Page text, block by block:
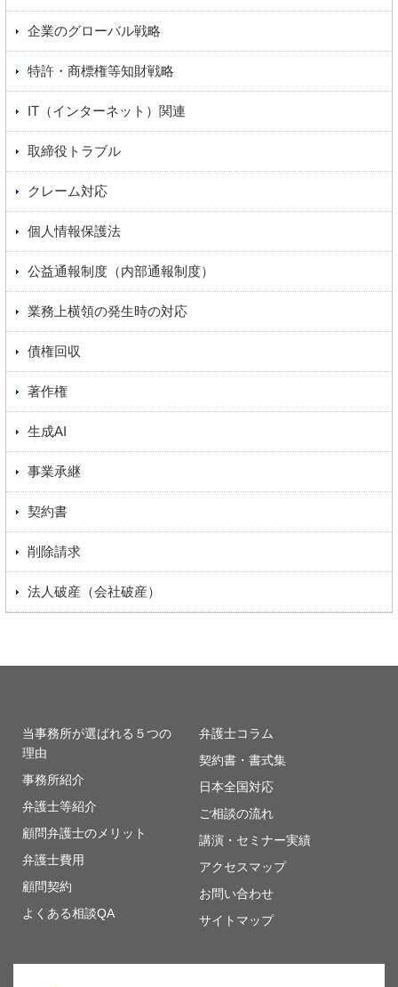
企業のグローバル戦略
特許・商標権等知財戦略
IT（インターネット）関連
取締役トラブル
クレーム対応
個人情報保護法
公益通報制度（内部通報制度）
業務上横領の発生時の対応
債権回収
著作権
生成AI
事業承継
契約書
削除請求
法人破産（会社破産）
当事務所が選ばれる５つの
理由
事務所紹介
弁護士等紹介
顧問弁護士のメリット
弁護士費用
顧問契約
よくある相談QA
弁護士コラム
契約書・書式集
日本全国対応
ご相談の流れ
講演・セミナー実績
アクセスマップ
お問い合わせ
サイトマップ